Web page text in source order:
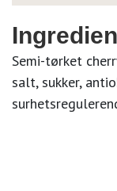
Semi-tørket
salt, sukker,